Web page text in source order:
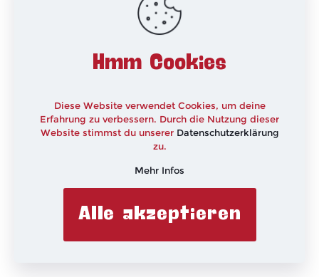
Moin, ich hatte ja geschrieben, dass ich über meine
geht es dann auch endlich los. Auf Grund
Hmm Cookies
Diese Website verwendet Cookies, um deine
Erfahrung zu verbessern. Durch die Nutzung dieser
Website stimmst du unserer Datenschutzerklärung
zu.
Mehr Infos
Alle akzeptieren